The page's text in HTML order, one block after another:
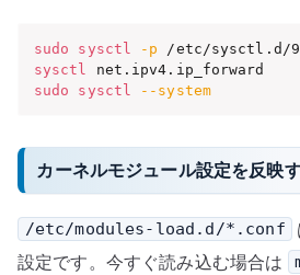
sudo sysctl -p
sysctl
sudo
sysctl --system
カーネルモジュール設定を反映
/etc/modules-load.d/*.conf
設定です。今すぐ読み込む場合は